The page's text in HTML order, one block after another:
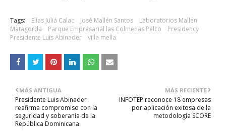
Tags: Elías Juliá Calac José Mallén Santos
Laboratorios Mallén
Matagorda
Parque Empresarial las Colmenas Pelco
Presidency
Presidente Luis Abinader
villa mella
MÁS RECIENTE
INFOTEP reconoce 18 empresas
por aplicación exitosa de la
metodología SCORE
MÁS ANTIGUA
Presidente Luis Abinader
reafirma compromiso con la
seguridad y soberanía de la
República Dominicana